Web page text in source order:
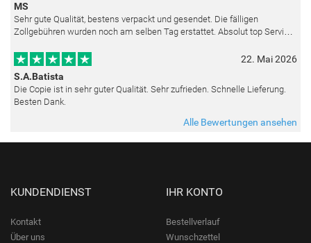
MS
Sehr gute Qualität, bestens verpackt und gesendet. Die fälligen
Zollgebühren wurden noch am selben Tag erstattet. Absolut top Service
22. Mai 2026
S.A.Batista
Die Copie ist in sehr guter Qualität. Sehr zufrieden. Schnelle Lieferung.
Besten Dank.
Alle Bewertungen ansehen
KUNDENDIENST
Kontakt
Über uns
IHR KONTO
Bestellverlauf
Wunschzettel